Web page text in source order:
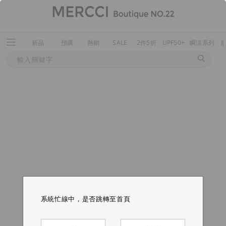
新品 預購 熱銷 SALE 2件5折 UPF50+ 瞬涼系列
系統忙線中，是否跳轉至首頁
系統忙線中，是否跳轉至首頁
系統忙線中，是否跳轉至首頁
系統忙線中，是否跳轉至首頁
系統忙線中，是否跳轉至首頁